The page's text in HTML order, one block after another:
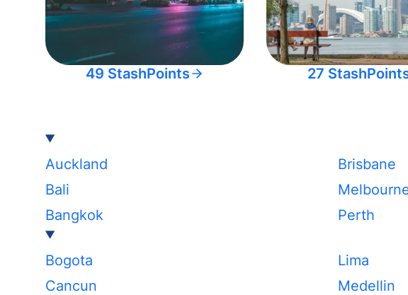
49 StashPoints 27
Auckland
Bali
Bangkok
Brisbane
Perth
Bogota
Cancun
Lima
Medellin